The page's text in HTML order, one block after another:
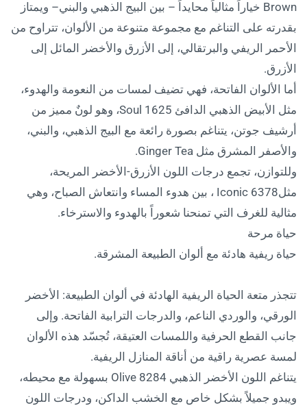
Brown خياراً مثالياً محايداً – بين البيج الذهبي والبني– ويمتاز
بقدرته على التناغم مع مجموعة متنوعة من الألوان، تتراوح من
الأحمر الريفي والبرتقالي، إلى الأزرق والأخضر المائل إلى
الأزرق.
أما الألوان الفاتحة، فهي تضيف لمسات من النعومة والهدوء،
مثل الأبيض الذهبي الدافئ 1625 Soul، وهو لونٌ مميز من
أرشيف جوتن، يتناغم بصورة رائعة مع البيج الذهبي، والبني،
والأصفر المشرق مثل Ginger Tea.
وللتوازن، تجمع درجات اللون الأزرق-الأخضر المريحة،
مثل6378 Iconic ، بين هدوء المساء وانتعاش الصباح، وهي
مثالية للغرف التي تمنحنا شعوراً بالهدوء والاسترخاء.
حياة مرحة
حياة ريفية هادئة مع ألوان الطبيعة المشرقة.
تتجذر متعة الحياة الريفية الهادئة في ألوان الطبيعة: الأخضر
الورقي، والوردي الناعم، والدرجات الترابية الفاتحة. وإلى
جانب القطع الحرفية واللمسات العتيقة، تُجسّد هذه الألوان
لمسة عصرية راقية من أناقة المنازل الريفية.
يتناغم اللون الأخضر الذهبي 8284 Olive بسهولة مع محيطه،
ويبدو جميلاً بشكل خاص مع الخشب الداكن، ودرجات اللون